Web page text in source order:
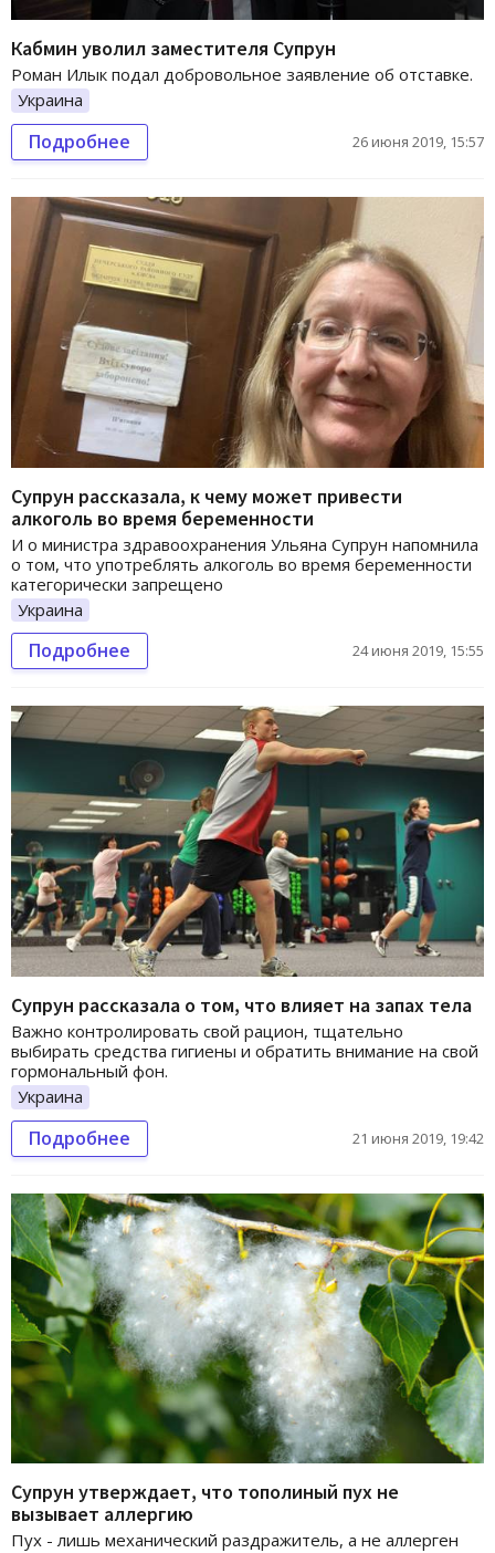
Кабмин уволил заместителя Супрун
Роман Илык подал добровольное заявление об отставке.
Украина
Подробнее 26 июня 2019, 15:57
Супрун рассказала, к чему может привести
алкоголь во время беременности
И о министра здравоохранения Ульяна Супрун напомнила
о том, что употреблять алкоголь во время беременности
категорически запрещено
Украина
Подробнее 24 июня 2019, 15:55
Супрун рассказала о том, что влияет на запах тела
Важно контролировать свой рацион, тщательно
выбирать средства гигиены и обратить внимание на свой
гормональный фон.
Украина
Подробнее 21 июня 2019, 19:42
Супрун утверждает, что тополиный пух не
вызывает аллергию
Пух - лишь механический раздражитель, а не аллерген